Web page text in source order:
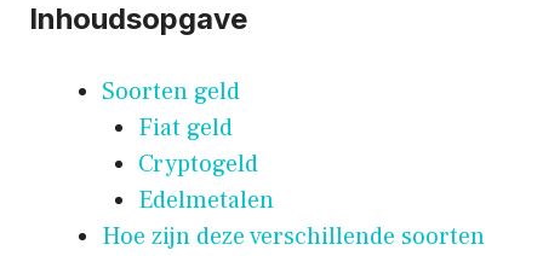
Inhoudsopgave
Soorten geld
Fiat geld
Cryptogeld
Edelmetalen
Hoe zijn deze verschillende soorten